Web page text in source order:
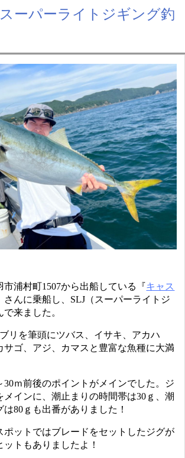
ーパーライトジギング釣
市浦村町1507から出船している『キャス
さんに乗船し、SLJ（スーパーライトジ
来ました。
リを筆頭にツバス、イサキ、アカハ
サゴ、アジ、カマスと豊富な魚種に大満
30ｍ前後のポイントがメインでした。ジ
メインに、潮止まりの時間帯は30ｇ、潮
80ｇも出番がありました！
ポットではブレードをセットしたジグが
トもありましたよ！